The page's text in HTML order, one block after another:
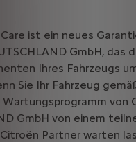
ist ein neues
GmbH, das
Ihres Fahrzeugs
Sie Ihr Fahrzeug
von
GmbH von einem
Partner warten